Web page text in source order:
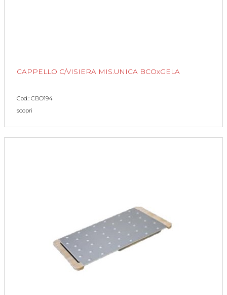
CAPPELLO C/VISIERA MIS.UNICA BCOxGELA
Cod.: CBO194
scopri